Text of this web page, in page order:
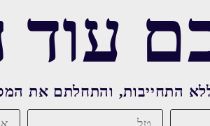
עוד
התחייבות, והתחלתם את